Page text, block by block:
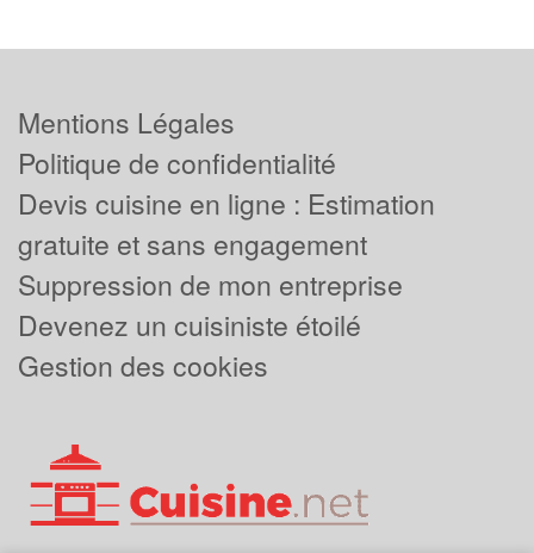
Mentions Légales
Politique de confidentialité
Devis cuisine en ligne : Estimation
gratuite et sans engagement
Suppression de mon entreprise
Devenez un cuisiniste étoilé
Gestion des cookies